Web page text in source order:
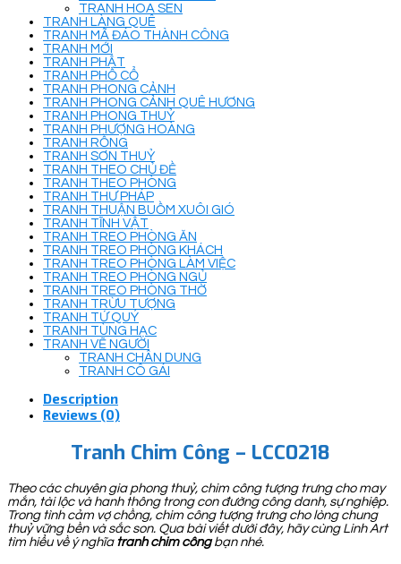
TRANH HOA SEN
TRANH LÀNG QUÊ
TRANH MÃ ĐÁO THÀNH CÔNG
TRANH MỚI
TRANH PHẬT
TRANH PHỐ CỔ
TRANH PHONG CẢNH
TRANH PHONG CẢNH QUÊ HƯƠNG
TRANH PHONG THUỶ
TRANH PHƯỢNG HOÀNG
TRANH RỒNG
TRANH SƠN THUỶ
TRANH THEO CHỦ ĐỀ
TRANH THEO PHÒNG
TRANH THƯ PHÁP
TRANH THUẬN BUỒM XUÔI GIÓ
TRANH TĨNH VẬT
TRANH TREO PHÒNG ĂN
TRANH TREO PHÒNG KHÁCH
TRANH TREO PHÒNG LÀM VIỆC
TRANH TREO PHÒNG NGỦ
TRANH TREO PHÒNG THỜ
TRANH TRỪU TƯỢNG
TRANH TỨ QUÝ
TRANH TÙNG HẠC
TRANH VẼ NGƯỜI
TRANH CHÂN DUNG
TRANH CÔ GÁI
Description
Reviews (0)
Tranh Chim Công – LCC0218
Theo các chuyên gia phong thuỷ, chim công tượng trưng cho may
mắn, tài lộc và hanh thông trong con đường công danh, sự nghiệp.
Trong tình cảm vợ chồng, chim công tượng trưng cho lòng chung
thuỷ vững bền và sắc son. Qua bài viết dưới đây, hãy cùng Linh Art
tìm hiểu về ý nghĩa tranh chim côngbạn nhé.